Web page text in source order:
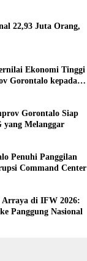
22,93 Juta Orang,
Ekonomi Tinggi
Gorontalo kepada
Gorontalo Siap
yang Melanggar
Penuhi Panggilan
Command Center
di IFW 2026:
Panggung Nasional